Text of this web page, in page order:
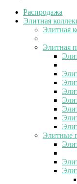
Распродажа
Элитная
Элитная
Элитная
Элитные